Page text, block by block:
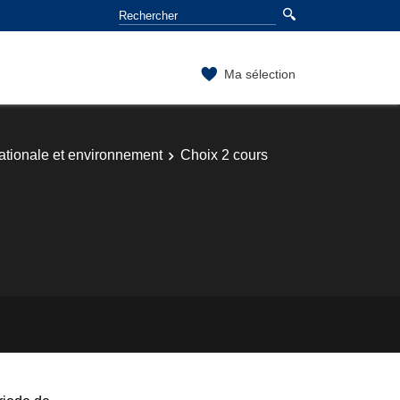
Ma sélection
et environnement
Choix 2 cours